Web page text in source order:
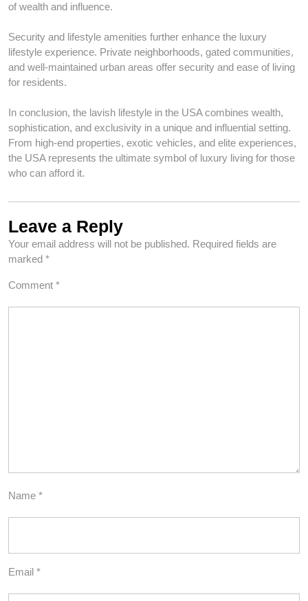
of wealth and influence.
Security and lifestyle amenities further enhance the luxury
lifestyle experience. Private neighborhoods, gated communities,
and well-maintained urban areas offer security and ease of living
for residents.
In conclusion, the lavish lifestyle in the USA combines wealth,
sophistication, and exclusivity in a unique and influential setting.
From high-end properties, exotic vehicles, and elite experiences,
the USA represents the ultimate symbol of luxury living for those
who can afford it.
Leave a Reply
Your email address will not be published. Required fields are
marked *
Comment *
Name *
Email *